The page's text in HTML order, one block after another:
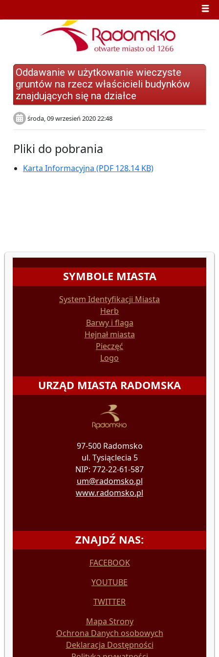
Oddawanie w użytkowanie wieczyste
gruntów na rzecz właścicieli budynków
znajdujących się na działce
środa, 09 wrzesień 2020 22:48
Pliki do pobrania
Karta Informacyjna (PDF 128.14 KB)
SYMBOLE MIASTA
System Identyfikacji Miasta
Herb
Barwy i flaga
Hejnał miasta
Pieczęć
Logo
URZĄD MIASTA RADOMSKA
97-500 Radomsko
ul. Tysiąclecia 5
NIP: 772-22-61-587
um@radomsko.pl
www.radomsko.pl
ZNAJDŹ NAS:
FACEBOOK
YOUTUBE
TWITTER
Mapa Strony
Ochrona Danych osobowych
Deklaracja Dostępności